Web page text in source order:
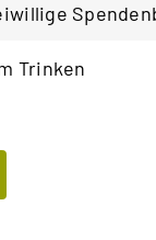
Trinken